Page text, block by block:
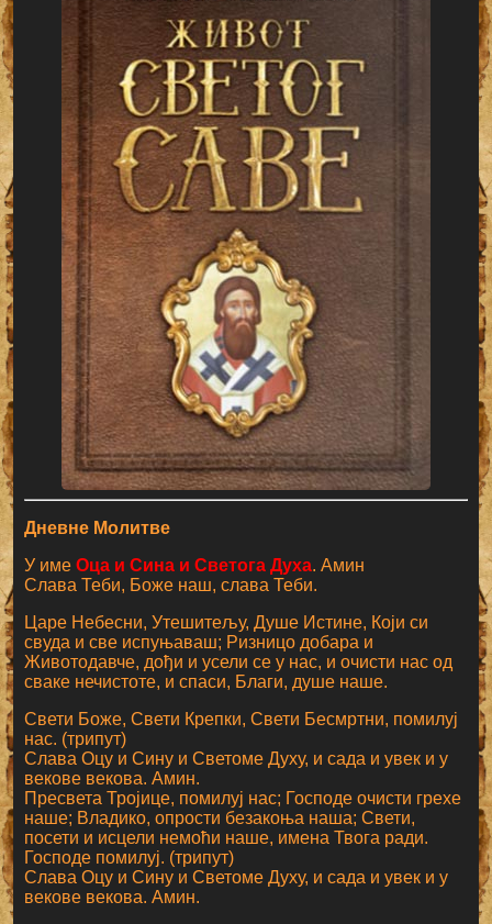
Дневне Молитве
У имеОца и Сина и Светога Духа. Амин
Слава Теби, Боже наш, слава Теби.
Царе Небесни, Утешитељу, Душе Истине, Који си
свуда и све испуњаваш; Ризницо добара и
Животодавче, дођи и усели се у нас, и очисти нас од
сваке нечистоте, и спаси, Благи, душе наше.
Свети Боже, Свети Крепки, Свети Бесмртни, помилуј
нас. (трипут)
Слава Оцу и Сину и Светоме Духу, и сада и увек и у
векове векова. Амин.
Пресвета Тројице, помилуј нас; Господе очисти грехе
наше; Владико, опрости безакоња наша; Свети,
посети и исцели немоћи наше, имена Твога ради.
Господе помилуј. (трипут)
Слава Оцу и Сину и Светоме Духу, и сада и увек и у
векове векова. Амин.